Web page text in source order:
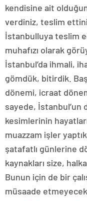
kendisine ait
verdiniz, teslim
İstanbulluya teslim
muhafızı olarak
İstanbul’da ihmali,
gömdük, bitirdik.
dönemi, icraat
sayede, İstanbul’un
kesimlerinin
muazzam işler
şatafatlı günlerine
kaynakları size,
Bunun için de bir
müsaade